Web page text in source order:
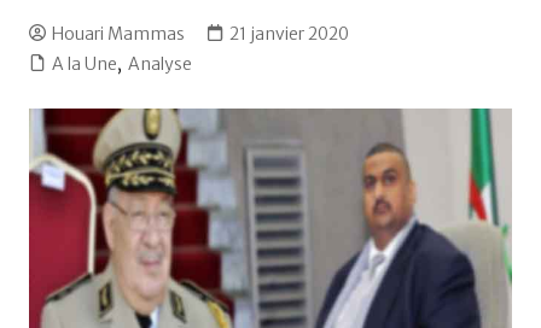
Houari Mammas
21 janvier 2020
A la Une, Analyse